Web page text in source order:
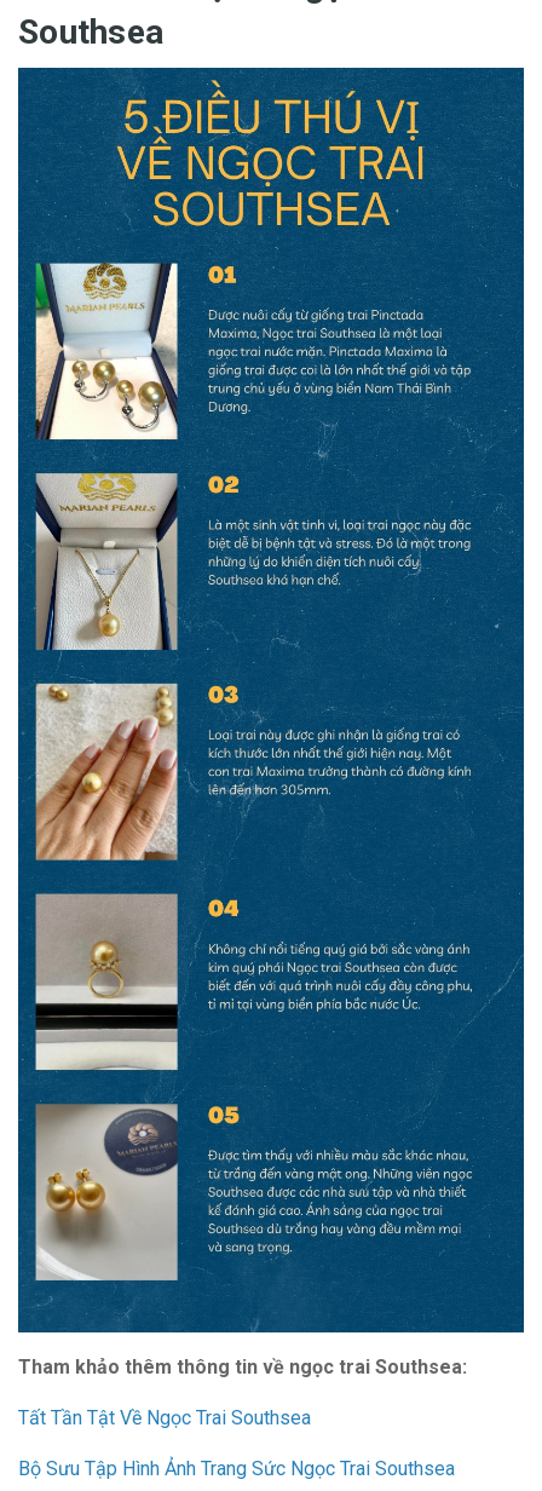
Southsea
Tham khảo thêm thông tin về ngọc trai Southsea:
Tất Tần Tật Về Ngọc Trai Southsea
Bộ Sưu Tập Hình Ảnh Trang Sức Ngọc Trai Southsea